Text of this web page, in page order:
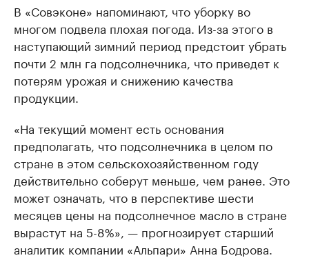
В «Совэконе» напоминают, что уборку во
многом подвела плохая погода. Из-за этого в
наступающий зимний период предстоит убрать
почти 2 млн га подсолнечника, что приведет к
потерям урожая и снижению качества
продукции.
«На текущий момент есть основания
предполагать, что подсолнечника в целом по
стране в этом сельскохозяйственном году
действительно соберут меньше, чем ранее. Это
может означать, что в перспективе шести
месяцев цены на подсолнечное масло в стране
вырастут на 5-8%», — прогнозирует старший
аналитик компании «Альпари» Анна Бодрова.